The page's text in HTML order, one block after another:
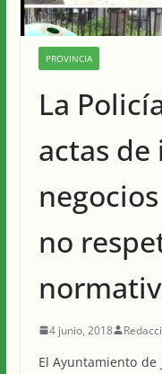
PROVINCIA
La
actas
no
4 junio, 2018
El Ayuntamiento de